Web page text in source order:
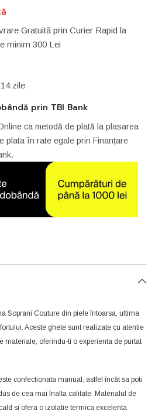
Gratuită prin Curier Rapid la
minim 300 Lei
zile
prin TBI Bank
ca metodă de plată la plasarea
plata în rate egale prin Finanțare
Soprani Couture din piele întoarsa, ultima
Aceste ghete sunt realizate cu atentie
materiale, oferindu-ti o experienta de purtat
confectionata manual, astfel încât sa poti
de cea mai înalta calitate. Materialul de
si ofera o izolatie termica excelenta